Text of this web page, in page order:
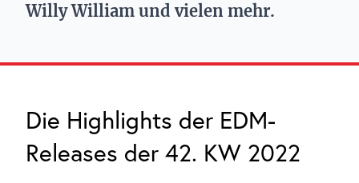
Willy William und vielen mehr.
Die Highlights der EDM-
Releases der 42. KW 2022